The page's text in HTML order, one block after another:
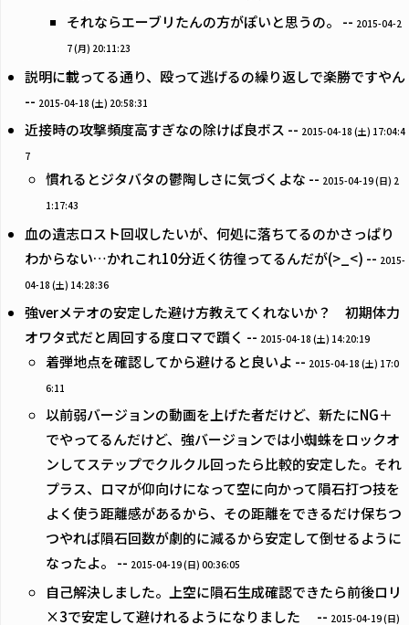
それならエーブリたんの方がぽいと思うの。 -- 2015-04-2
7 (月) 20:11:23
説明に載ってる通り、殴って逃げるの繰り返しで楽勝ですやん
-- 2015-04-18 (土) 20:58:31
近接時の攻撃頻度高すぎなの除けば良ボス -- 2015-04-18 (土) 17:04:4
7
慣れるとジタバタの鬱陶しさに気づくよな -- 2015-04-19 (日) 2
1:17:43
血の遺志ロスト回収したいが、何処に落ちてるのかさっぱり
わからない…かれこれ10分近く彷徨ってるんだが(>_<) -- 2015-
04-18 (土) 14:28:36
強verメテオの安定した避け方教えてくれないか？ 初期体力
オワタ式だと周回する度ロマで躓く -- 2015-04-18 (土) 14:20:19
着弾地点を確認してから避けると良いよ -- 2015-04-18 (土) 17:0
6:11
以前弱バージョンの動画を上げた者だけど、新たにNG＋
でやってるんだけど、強バージョンでは小蜘蛛をロックオ
ンしてステップでクルクル回ったら比較的安定した。それ
プラス、ロマが仰向けになって空に向かって隕石打つ技を
よく使う距離感があるから、その距離をできるだけ保ちつ
つやれば隕石回数が劇的に減るから安定して倒せるように
なったよ。 -- 2015-04-19 (日) 00:36:05
自己解決しました。上空に隕石生成確認できたら前後ロリ
×3で安定して避けれるようになりました -- 2015-04-19 (日)